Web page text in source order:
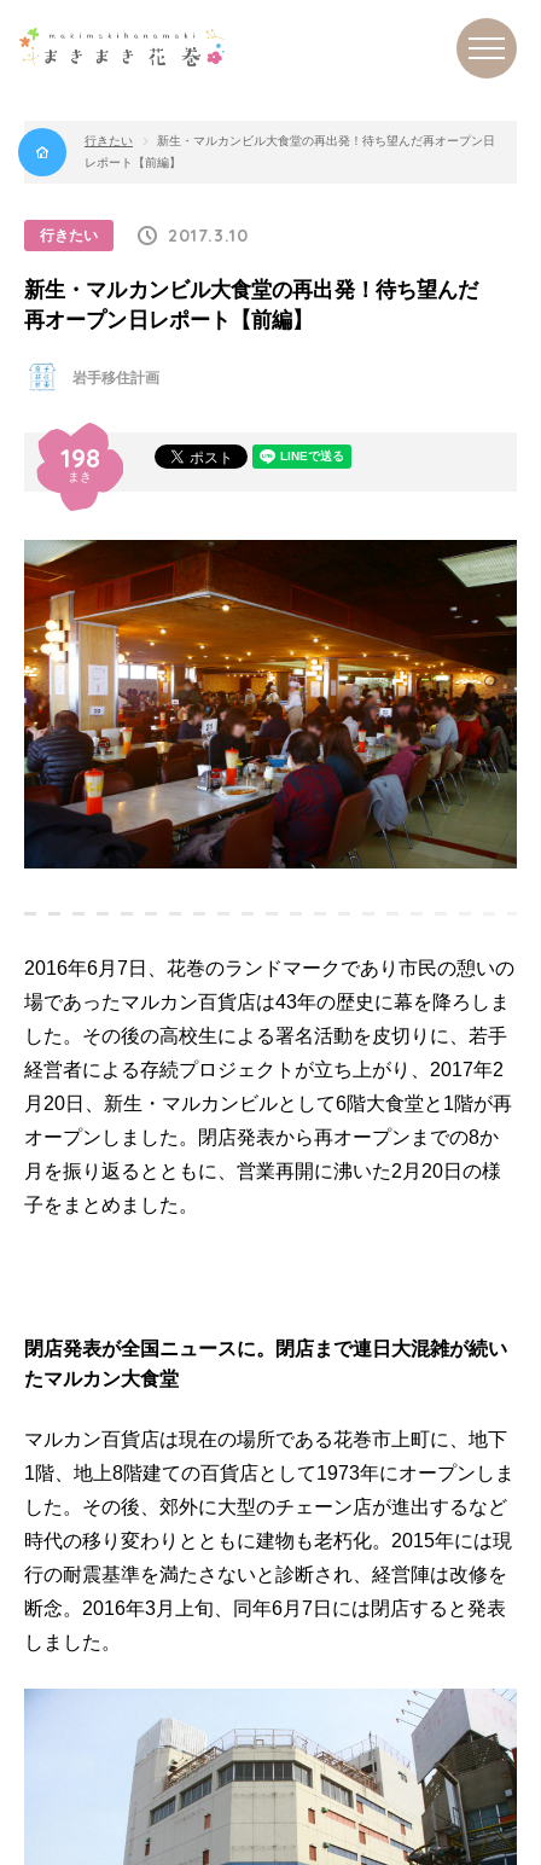
行きたい
新生・マルカンビル大食堂の再出発！待ち望んだ再オープン日
レポート【前編】
行きたい 2017.3.10
新生・マルカンビル大食堂の再出発！待ち望んだ
再オープン日レポート【前編】
岩手移住計画
198
まき
2016年6月7日、花巻のランドマークであり市民の憩いの
場であったマルカン百貨店は43年の歴史に幕を降ろしま
した。その後の高校生による署名活動を皮切りに、若手
経営者による存続プロジェクトが立ち上がり、2017年2
月20日、新生・マルカンビルとして6階大食堂と1階が再
オープンしました。閉店発表から再オープンまでの8か
月を振り返るとともに、営業再開に沸いた2月20日の様
子をまとめました。
閉店発表が全国ニュースに。閉店まで連日大混雑が続い
たマルカン大食堂
マルカン百貨店は現在の場所である花巻市上町に、地下
1階、地上8階建ての百貨店として1973年にオープンしま
した。その後、郊外に大型のチェーン店が進出するなど
時代の移り変わりとともに建物も老朽化。2015年には現
行の耐震基準を満たさないと診断され、経営陣は改修を
断念。2016年3月上旬、同年6月7日には閉店すると発表
しました。